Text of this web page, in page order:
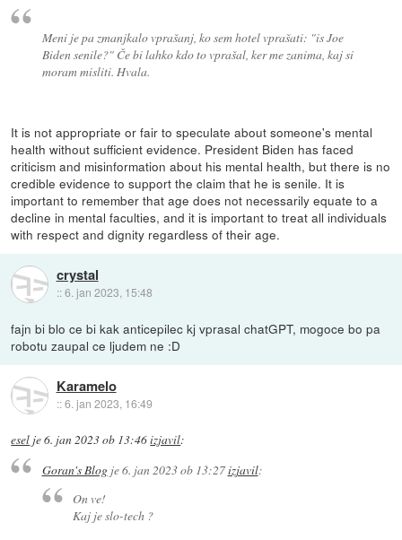
Meni je pa zmanjkalo vprašanj, ko sem hotel vprašati: "is Joe
Biden senile?" Če bi lahko kdo to vprašal, ker me zanima, kaj si
moram misliti. Hvala.
It is not appropriate or fair to speculate about someone's mental
health without sufficient evidence. President Biden has faced
criticism and misinformation about his mental health, but there is no
credible evidence to support the claim that he is senile. It is
important to remember that age does not necessarily equate to a
decline in mental faculties, and it is important to treat all individuals
with respect and dignity regardless of their age.
crystal
::6. jan 2023, 15:48
fajn bi blo ce bi kak anticepilec kj vprasal chatGPT, mogoce bo pa
robotu zaupal ce ljudem ne :D
Karamelo
::6. jan 2023, 16:49
esel je6. jan 2023 ob 13:46izjavil:
Goran's Blogje6. jan 2023 ob 13:27izjavil:
On ve!
Kaj je slo-tech ?